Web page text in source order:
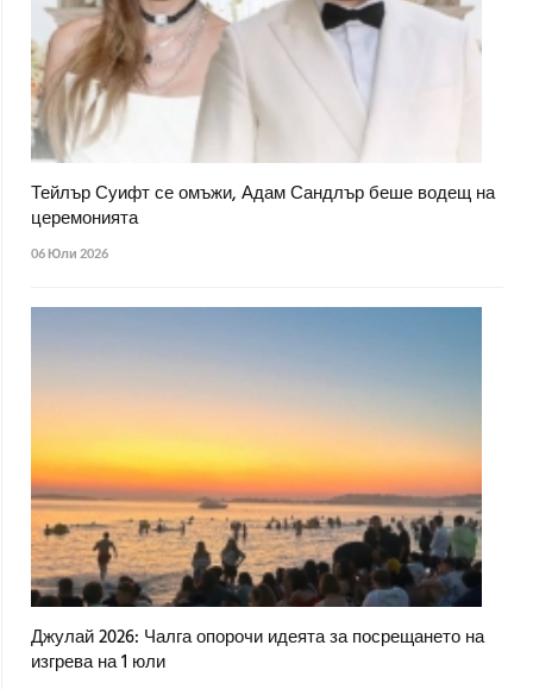
Тейлър Суифт се омъжи, Адам Сандлър беше водещ на
церемонията
06 Юли 2026
Джулай 2026: Чалга опорочи идеята за посрещането на
изгрева на 1 юли